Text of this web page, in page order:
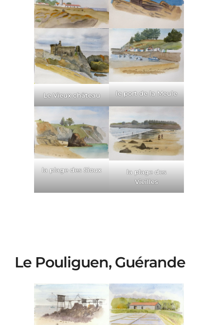
Le Vieux château le port de la Meule
la plage des Sioux
la plage des
Vieilles
Le Pouliguen, Guérande